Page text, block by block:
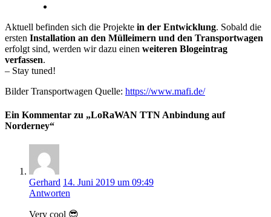
Aktuell befinden sich die Projekte in der Entwicklung. Sobald die
ersten Installation an den Mülleimern und den Transportwagen
erfolgt sind, werden wir dazu einen weiteren Blogeintrag
verfassen.
– Stay tuned!
Bilder Transportwagen Quelle: https://www.mafi.de/
Ein Kommentar zu „LoRaWAN TTN Anbindung auf
Norderney“
Gerhard 14. Juni 2019 um 09:49
Antworten
Very cool 😎